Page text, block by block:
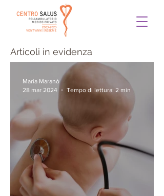
Articoli in evidenza
Maria Maranò
28 mar 2024
Tempo di lettura: 2 min